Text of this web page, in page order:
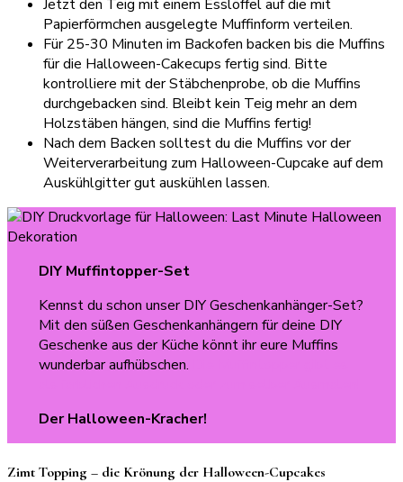
Jetzt den Teig mit einem Esslöffel auf die mit
Papierförmchen ausgelegte Muffinform verteilen.
Für 25-30 Minuten im Backofen backen bis die Muffins
für die Halloween-Cakecups fertig sind. Bitte
kontrolliere mit der Stäbchenprobe, ob die Muffins
durchgebacken sind. Bleibt kein Teig mehr an dem
Holzstäben hängen, sind die Muffins fertig!
Nach dem Backen solltest du die Muffins vor der
Weiterverarbeitung zum Halloween-Cupcake auf dem
Auskühlgitter gut auskühlen lassen.
DIY Muffintopper-Set
Kennst du schon unser DIY Geschenkanhänger-Set?
Mit den süßen Geschenkanhängern für deine DIY
Geschenke aus der Küche könnt ihr eure Muffins
wunderbar aufhübschen.
Der Halloween-Kracher!
Zimt Topping – die Krönung der Halloween-Cupcakes